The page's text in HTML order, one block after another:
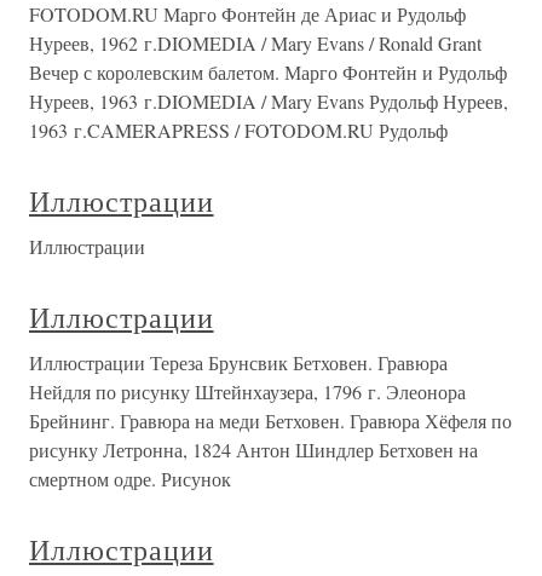
FOTODOM.RU Марго Фонтейн де Ариас и Рудольф
Нуреев, 1962 г.DIOMEDIA / Mary Evans / Ronald Grant
Вечер с королевским балетом. Марго Фонтейн и Рудольф
Нуреев, 1963 г.DIOMEDIA / Mary Evans Рудольф Нуреев,
1963 г.CAMERAPRESS / FOTODOM.RU Рудольф
Иллюстрации
Иллюстрации
Иллюстрации
Иллюстрации Тереза Брунсвик Бетховен. Гравюра
Нейдля по рисунку Штейнхаузера, 1796 г. Элеонора
Брейнинг. Гравюра на меди Бетховен. Гравюра Хёфеля по
рисунку Летронна, 1824 Антон Шиндлер Бетховен на
смертном одре. Рисунок
Иллюстрации